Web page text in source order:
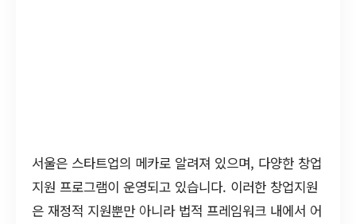
서울은 스타트업의 메카로 알려져 있으며, 다양한 창업
지원 프로그램이 운영되고 있습니다. 이러한 창업지원
은 재정적 지원뿐만 아니라 법적 프레임워크 내에서 어